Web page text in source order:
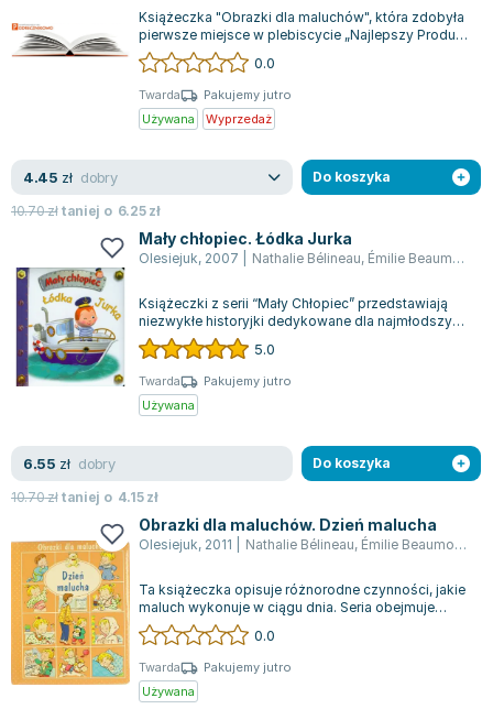
Książeczka "Obrazki dla maluchów", która zdobyła
pierwsze miejsce w plebiscycie „Najlepszy Produkt
2009” organizowanym przez miesi...
0.0
Twarda
Pakujemy jutro
Używana
Wyprzedaż
4.45 zł dobry
10.70złtaniej o 6.25zł
Do koszyka
Mały chłopiec. Łódka Jurka
Olesiejuk, 2007 Nathalie Bélineau, Émilie Beaumont
Książeczki z serii “Mały Chłopiec” przedstawiają
niezwykłe historyjki dedykowane dla najmłodszych
czytelników, każda z nich jest b...
5.0
Twarda
Pakujemy jutro
Używana
6.55 zł dobry
10.70złtaniej o 4.15zł
Do koszyka
Obrazki dla maluchów. Dzień malucha
Olesiejuk, 2011 Nathalie Bélineau, Émilie Beaumont
Ta książeczka opisuje różnorodne czynności, jakie
maluch wykonuje w ciągu dnia. Seria obejmuje
tytuły takie jak: "Nazywam świat",...
0.0
Twarda
Pakujemy jutro
Używana